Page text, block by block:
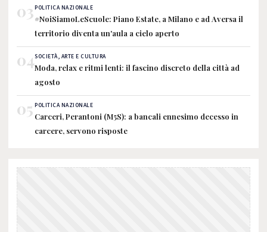
03POLITICA NAZIONALE
#NoiSiamoLeScuole: Piano Estate, a Milano e ad Aversa il
territorio diventa un'aula a cielo aperto
04SOCIETÀ, ARTE E CULTURA
Moda, relax e ritmi lenti: il fascino discreto della città ad
agosto
05 POLITICA NAZIONALE
Carceri, Perantoni (M5S): a bancali ennesimo decesso in
carcere, servono risposte